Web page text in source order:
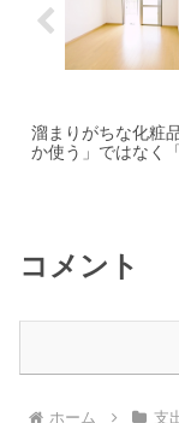
溜まりがちな化粧
か使う」ではなく
コメント
ホーム 支